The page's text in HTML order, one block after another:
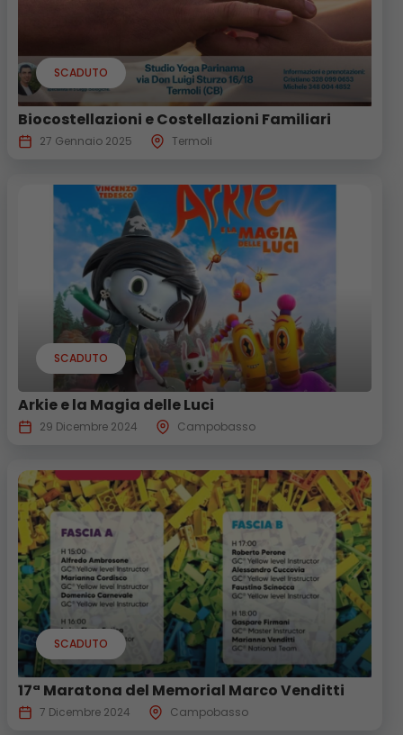
SCADUTO
Biocostellazioni e Costellazioni Familiari
27 Gennaio 2025 Termoli
SCADUTO
Arkie e la Magia delle Luci
29 Dicembre 2024 Campobasso
SCADUTO
17ª Maratona del Memorial Marco Venditti
7 Dicembre 2024 Campobasso